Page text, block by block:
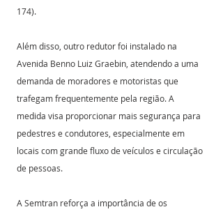
174).
Além disso, outro redutor foi instalado na
Avenida Benno Luiz Graebin, atendendo a uma
demanda de moradores e motoristas que
trafegam frequentemente pela região. A
medida visa proporcionar mais segurança para
pedestres e condutores, especialmente em
locais com grande fluxo de veículos e circulação
de pessoas.
A Semtran reforça a importância de os